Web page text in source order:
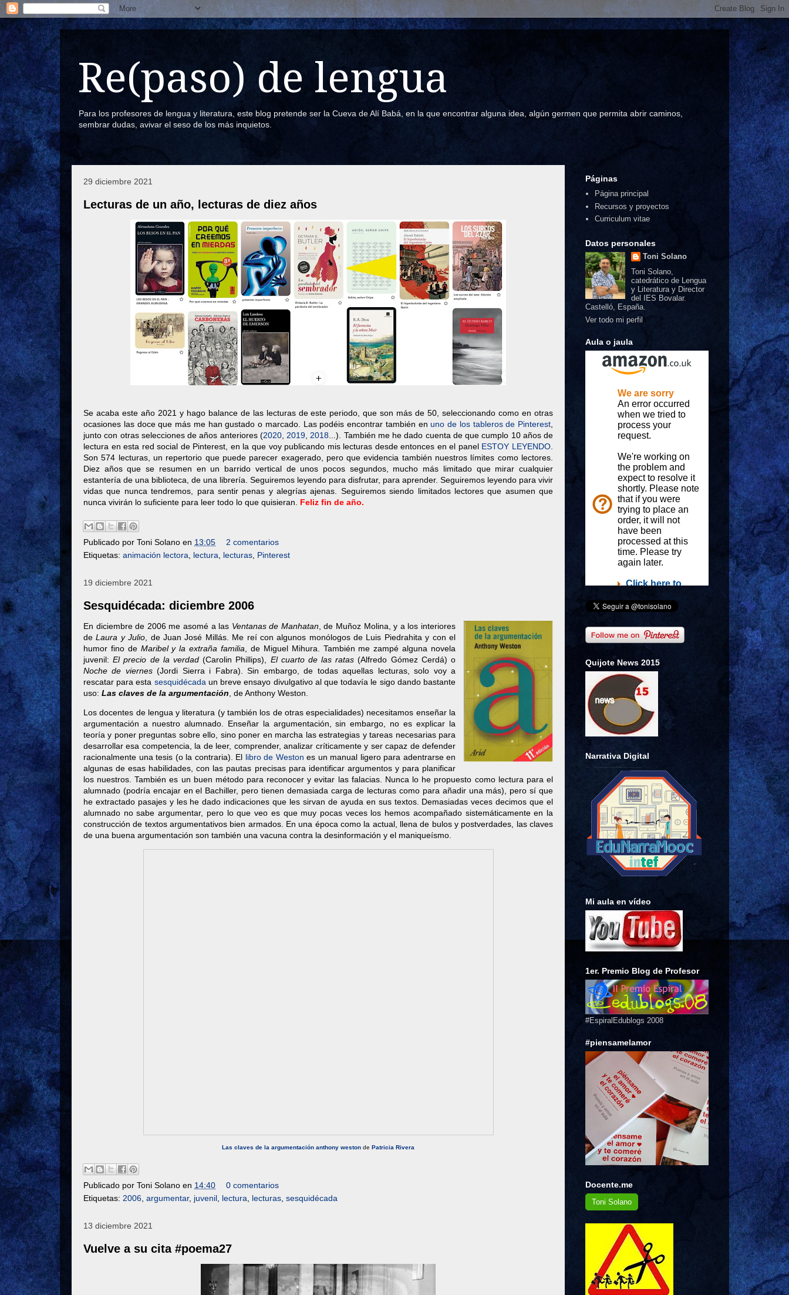
Re(paso) de lengua
Para los profesores de lengua y literatura, este blog pretende ser la Cueva de Alí Babá, en la que encontrar alguna idea, algún germen que permita abrir caminos,
sembrar dudas, avivar el seso de los más inquietos.
29 diciembre 2021
Lecturas de un año, lecturas de diez años
Se acaba este año 2021 y hago balance de las lecturas de este periodo, que son más de 50, seleccionando como en otras
ocasiones las doce que más me han gustado o marcado. Las podéis encontrar también en uno de los tableros de Pinterest
junto con otras selecciones de años anteriores (2020, 2019 2018 ...). También me he dado cuenta de que cumplo 10 años de
lectura en esta red social de Pinterest, en la que voy publicando mis lecturas desde entonces en el panel ESTOY LEYENDO
Son 574 lecturas, un repertorio que puede parecer exagerado, pero que evidencia también nuestros límites como lectores.
Diez años que se resumen en un barrido vertical de unos pocos segundos, mucho más limitado que mirar cualquier
estantería de una biblioteca, de una librería. Seguiremos leyendo para disfrutar, para aprender. Seguiremos leyendo para vivir
vidas que nunca tendremos, para sentir penas y alegrías ajenas. Seguiremos siendo limitados lectores que asumen que
nunca vivirán lo suficiente para leer todo lo que quisieran. Feliz fin de año.
Publicado por Toni Solano en 13:05
2 comentarios
Etiquetas: animación lectora lectura lecturas Pinterest
19 diciembre 2021
Sesquidécada: diciembre 2006
En diciembre de 2006 me asomé a las Ventanas de Manhatan, de Muñoz Molina, y a los interiores
deLaura y Julio , de Juan José Millás. Me reí con algunos monólogos de Luis Piedrahita y con el
humor fino de Maribel y la extraña familia , de Miguel Mihura. También me zampé alguna novela
juvenil:El precio de la verdad(Carolin Phillips), El cuarto de las ratas(Alfredo Gómez Cerdá) o
Noche de viernes(Jordi Sierra i Fabra). Sin embargo, de todas aquellas lecturas, solo voy a
rescatar para esta sesquidécada un breve ensayo divulgativo al que todavía le sigo dando bastante
uso: Las claves de la argumentación , de Anthony Weston.
Los docentes de lengua y literatura (y también los de otras especialidades) necesitamos enseñar la
argumentación a nuestro alumnado. Enseñar la argumentación, sin embargo, no es explicar la
teoría y poner preguntas sobre ello, sino poner en marcha las estrategias y tareas necesarias para
desarrollar esa competencia, la de leer, comprender, analizar críticamente y ser capaz de defender
racionalmente una tesis (o la contraria). El libro de Weston es un manual ligero para adentrarse en
algunas de esas habilidades, con las pautas precisas para identificar argumentos y para planificar
los nuestros. También es un buen método para reconocer y evitar las falacias. Nunca lo he propuesto como lectura para el
alumnado (podría encajar en el Bachiller, pero tienen demasiada carga de lecturas como para añadir una más), pero sí que
he extractado pasajes y les he dado indicaciones que les sirvan de ayuda en sus textos. Demasiadas veces decimos que el
alumnado no sabe argumentar, pero lo que veo es que muy pocas veces los hemos acompañado sistemáticamente en la
construcción de textos argumentativos bien armados. En una época como la actual, llena de bulos y postverdades, las claves
de una buena argumentación son también una vacuna contra la desinformación y el maniqueísmo.
Las claves de la argumentación anthony weston de Patricia Rivera
Publicado por Toni Solano en 14:40
0 comentarios
Etiquetas: 2006 argumentar, juvenil lectura lecturas sesquidécada
13 diciembre 2021
Vuelve a su cita #poema27
Páginas
Página principal
Recursos y proyectos
Curriculum vitae
Datos personales
Toni Solano
Toni Solano,
catedrático de Lengua
y Literatura y Director
del IES Bovalar.
Castelló, España.
Ver todo mi perfil
Aula o jaula
Quijote News 2015
Narrativa Digital
Mi aula en vídeo
1er. Premio Blog de Profesor
#EspiralEdublogs 2008
#piensamelamor
Docente.me
Toni Solano